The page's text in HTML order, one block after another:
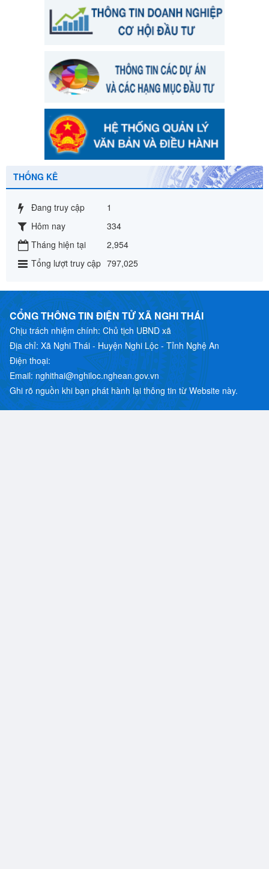
THỐNG KÊ
Đang truy cập
1
Hôm nay
334
Tháng hiện tại
2,954
Tổng lượt truy cập 797,025
CỔNG THÔNG TIN ĐIỆN TỬ XÃ NGHI THÁI
Chịu trách nhiệm chính: Chủ tịch UBND xã
Địa chỉ: Xã Nghi Thái - Huyện Nghi Lộc - Tỉnh Nghệ An
Điện thoại:
Email: nghithai@nghiloc.nghean.gov.vn
Ghi rõ nguồn khi bạn phát hành lại thông tin từ Website này.